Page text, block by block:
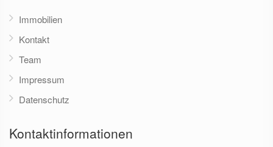
Immobilien
Kontakt
Team
Impressum
Datenschutz
Kontaktinformationen